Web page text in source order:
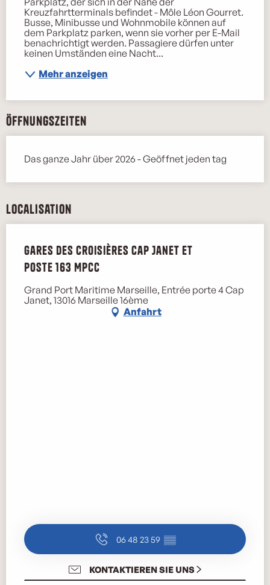
Kreuzfahrtterminals befindet - Môle Léon Gourret.
Busse, Minibusse und Wohnmobile können auf
dem Parkplatz parken, wenn sie vorher per E-Mail
benachrichtigt werden. Passagiere dürfen unter
keinen Umständen eine Nacht...
Mehr anzeigen
Öffnungszeiten
Das ganze Jahr über 2026 - Geöffnet jeden tag
Localisation
Gares des croisières Cap Janet et
poste 163 MPCC
Grand Port Maritime Marseille, Entrée porte 4 Cap
Janet, 13016 Marseille 16ème
Anfahrt
06 48 23 59 ▒▒
KONTAKTIEREN SIE UNS